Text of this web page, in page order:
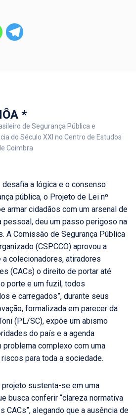
*
de Segurança Pública e
do Século XXI no Centro de Estudos
Coimbra
desafia a lógica e o consenso
pública, o Projeto de Lei nº
armar cidadãos com um arsenal de
pessoal, deu um passo perigoso na
A Comissão de Segurança Pública
(CSPCCO) aprovou a
colecionadores, atiradores
(CACs) o direito de portar até
porte e um fuzil, todos
e carregados”, durante seus
formalizada em parecer da
(PL/SC), expõe um abismo
do país e a agenda
problema complexo com uma
para toda a sociedade.
sustenta-se em uma
busca conferir “clareza normativa
CACs”, alegando que a ausência de